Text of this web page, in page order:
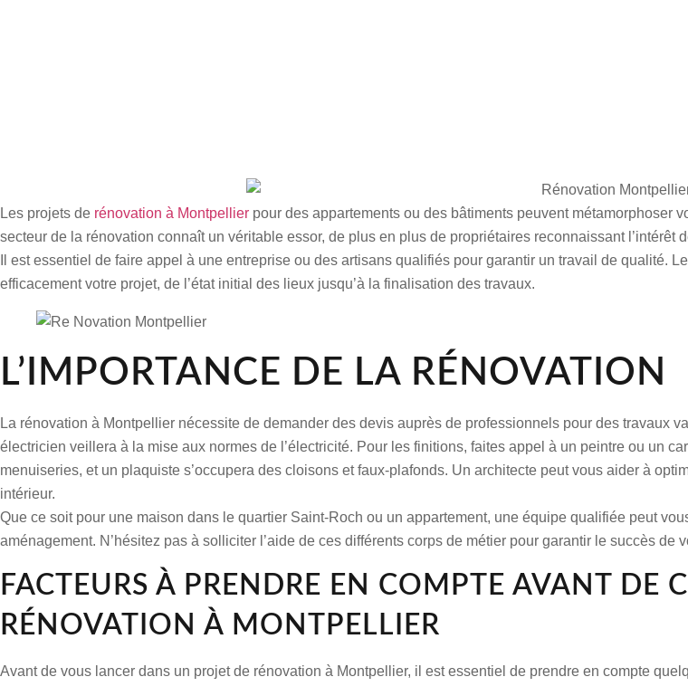
Les projets de rénovation à Montpellier pour des appartements ou des bâtiments peuvent métamorphoser
secteur de la rénovation connaît un véritable essor, de plus en plus de propriétaires reconnaissant l’intérêt
Il est essentiel de faire appel à une entreprise ou des artisans qualifiés pour garantir un travail de qualité.
efficacement votre projet, de l’état initial des lieux jusqu’à la finalisation des travaux.
L’IMPORTANCE DE LA RÉNOVATION
La rénovation à Montpellier nécessite de demander des devis auprès de professionnels pour des travaux
électricien veillera à la mise aux normes de l’électricité. Pour les finitions, faites appel à un peintre ou un
menuiseries, et un plaquiste s’occupera des cloisons et faux-plafonds. Un architecte peut vous aider à
intérieur.
Que ce soit pour une maison dans le quartier Saint-Roch ou un appartement, une équipe qualifiée peut
aménagement. N’hésitez pas à solliciter l’aide de ces différents corps de métier pour garantir le succès de
FACTEURS À PRENDRE EN COMPTE AVANT DE
RÉNOVATION À MONTPELLIER
Avant de vous lancer dans un projet de rénovation à Montpellier, il est essentiel de prendre en compte